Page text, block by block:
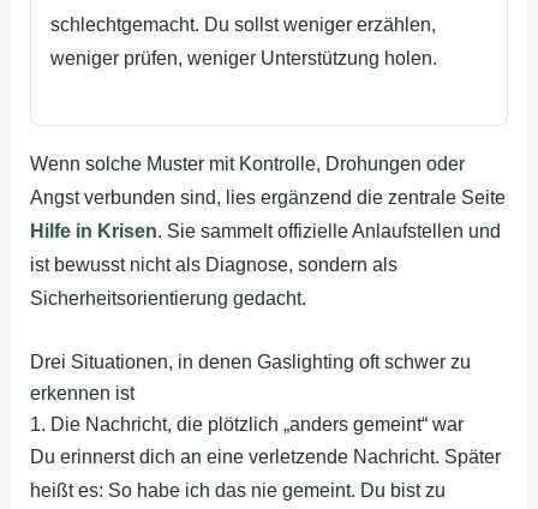
schlechtgemacht. Du sollst weniger erzählen,
weniger prüfen, weniger Unterstützung holen.
Wenn solche Muster mit Kontrolle, Drohungen oder
Angst verbunden sind, lies ergänzend die zentrale Seite
Hilfe in Krisen. Sie sammelt offizielle Anlaufstellen und
ist bewusst nicht als Diagnose, sondern als
Sicherheitsorientierung gedacht.
Drei Situationen, in denen Gaslighting oft schwer zu
erkennen ist
1. Die Nachricht, die plötzlich „anders gemeint“ war
Du erinnerst dich an eine verletzende Nachricht. Später
heißt es: So habe ich das nie gemeint. Du bist zu